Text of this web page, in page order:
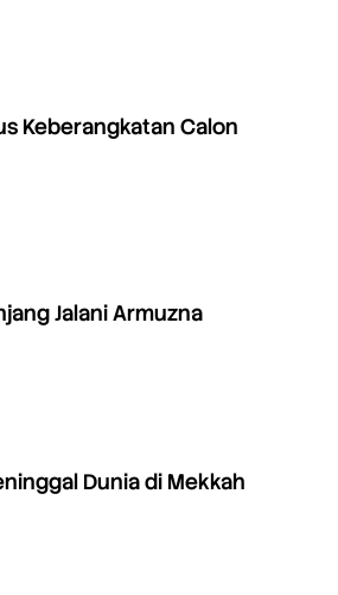
Keberangkatan Calon
Jalani Armuzna
Dunia di Mekkah